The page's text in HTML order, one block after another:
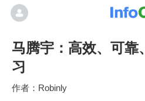
马腾宇：高效、可
习
Robinly